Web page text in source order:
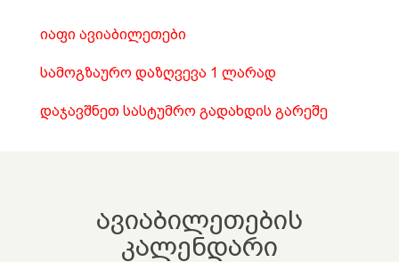
იაფი ავიაბილეთები
სამოგზაურო დაზღვევა 1 ლარად
დაჯავშნეთ სასტუმრო გადახდის გარეშე
ავიაბილეთების
კალენდარი